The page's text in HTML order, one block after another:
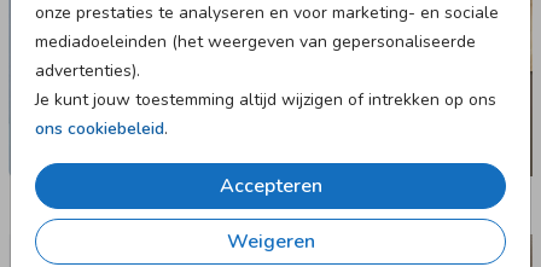
onze prestaties te analyseren en voor marketing- en sociale
mediadoeleinden (het weergeven van gepersonaliseerde
advertenties).
Je kunt jouw toestemming altijd wijzigen of intrekken op ons
ons cookiebeleid.
Accepteren
Weigeren
Nog meer in deze stijl